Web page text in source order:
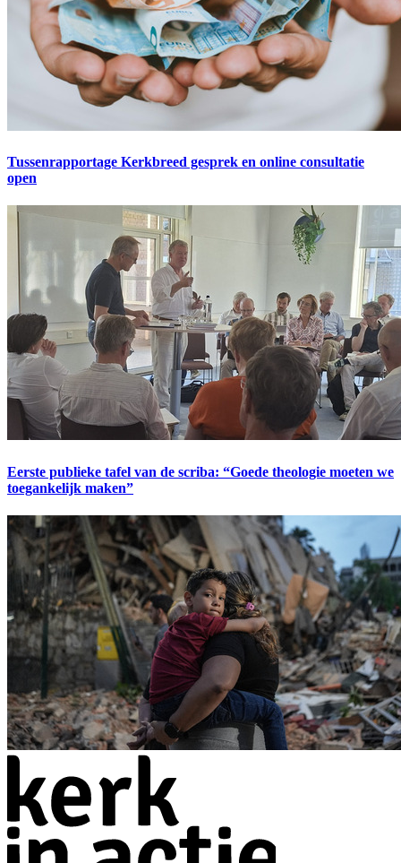
Tussenrapportage Kerkbreed gesprek en online consultatie
open
Eerste publieke tafel van de scriba: “Goede theologie moeten we
toegankelijk maken”